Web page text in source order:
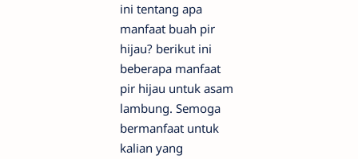
ini tentang apa
manfaat buah pir
hijau? berikut ini
beberapa manfaat
pir hijau untuk asam
lambung. Semoga
bermanfaat untuk
kalian yang